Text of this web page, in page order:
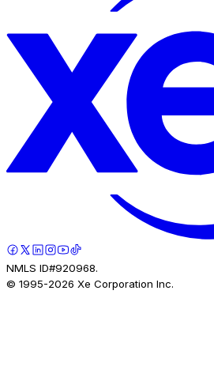
NMLS ID#920968.
© 1995-2026 Xe Corporation Inc.